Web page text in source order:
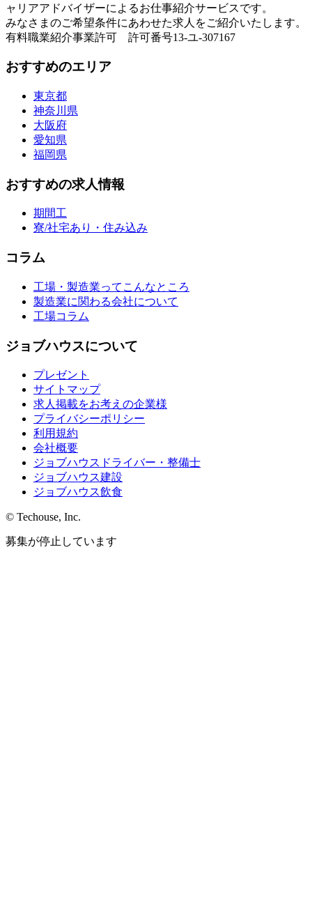
ャリアアドバイザーによるお仕事紹介サービスです。
みなさまのご希望条件にあわせた求人をご紹介いたします。
有料職業紹介事業許可 許可番号13-ユ-307167
おすすめのエリア
東京都
神奈川県
大阪府
愛知県
福岡県
おすすめの求人情報
期間工
寮/社宅あり・住み込み
コラム
工場・製造業ってこんなところ
製造業に関わる会社について
工場コラム
ジョブハウスについて
プレゼント
サイトマップ
求人掲載をお考えの企業様
プライバシーポリシー
利用規約
会社概要
ジョブハウスドライバー・整備士
ジョブハウス建設
ジョブハウス飲食
© Techouse, Inc.
募集が停止しています